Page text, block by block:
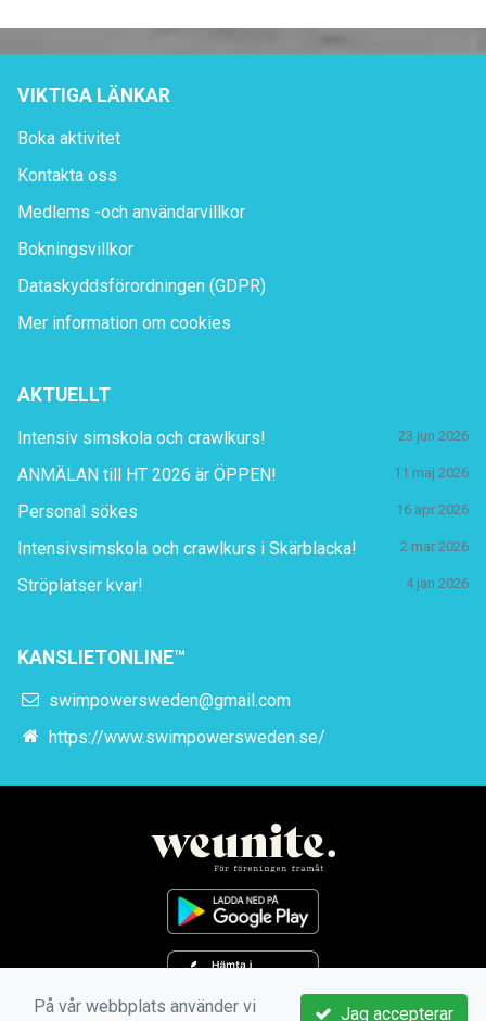
VIKTIGA LÄNKAR
Boka aktivitet
Kontakta oss
Medlems -och användarvillkor
Bokningsvillkor
Dataskyddsförordningen (GDPR)
Mer information om cookies
AKTUELLT
Intensiv simskola och crawlkurs! 23 jun 2026
ANMÄLAN till HT 2026 är ÖPPEN! 11 maj 2026
Personal sökes 16 apr 2026
Intensivsimskola och crawlkurs i Skärblacka! 2 mar 2026
Ströplatser kvar! 4 jan 2026
KANSLIETONLINE™
swimpowersweden@gmail.com
https://www.swimpowersweden.se/
Jag accepterar
På vår webbplats använder vi